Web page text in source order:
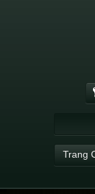
Trang